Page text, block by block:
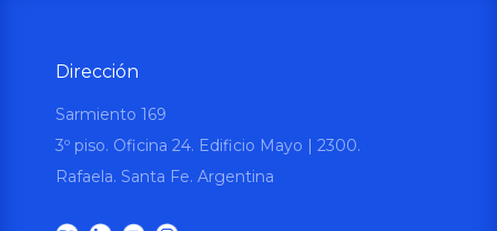
Dirección
Sarmiento 169
3º piso. Oficina 24. Edificio Mayo | 2300.
Rafaela. Santa Fe. Argentina